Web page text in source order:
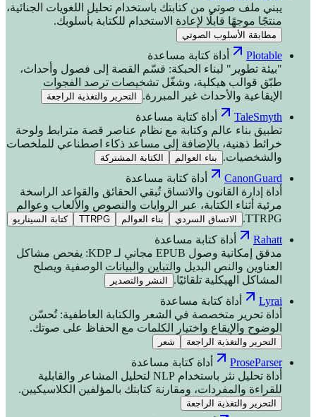
يبني ملف صوتي من كتابتك باستخدام تحليل اللغويات الجنائية،
منتجًا موجهًا قابلًا لإعادة الاستخدام للكتابة بأسلوبك.
مطابقة الأسلوب الصوتي
Plotable
أداة كتابة مساعدة
"بيئة تطوير" لبناء الحبكة: قسّم القصة إلى فصول وأحداث،
طبّق قوالب هيكلية، وشغّل تشخيصات ترصد الفجوات
الإيقاعية والأحداث غير المبررة.
التحرير والتغذية الراجعة
TaleSmyth
أداة كتابة مساعدة
تطبيق بناء عالم وكتابة مع نظام عناصر قصة مترابط ولوحة
خرائط ذهنية، بالإضافة إلى مساعد ذكاء اصطناعي للملخصات
والشخصيات.
بناء العوالم الكتابة المشتركة
CanonGuard
أداة كتابة مساعدة
أداة إدارة القانون والاتساق تُبقي الحقائق والقواعد الراسخة
مرئية أثناء الكتابة، عبر الروايات والنصوص والألعاب وعوالم
TTRPG.
الاتساق السردي بناء العوالم TTRPG كتابة السيناريو
Rahatt
أداة كتابة مساعدة
مدقق إمكانية وصول EPUB مجاني لـ KDP: يفحص مشاكل
العناوين والنص البديل والتباين والبيانات الوصفية ويصلح
المشاكل الهيكلية تلقائيًا.
النشر والتصدير
Lyrai
أداة كتابة مساعدة
أداة تحرير متخصصة في الشعر والكتابة العاطفية: تُحسّن
الوضوح والإيقاع واختيار الكلمات مع الحفاظ على صوتك.
التحرير والتغذية الراجعة شعر
ProseParser
أداة كتابة مساعدة
أداة تحليل نثر باستخدام NLP لتحليل المشاعر والقابلية
للقراءة والمفردات، ومقارنة كتابتك بالمؤلفين الكلاسيكيين.
التحرير والتغذية الراجعة